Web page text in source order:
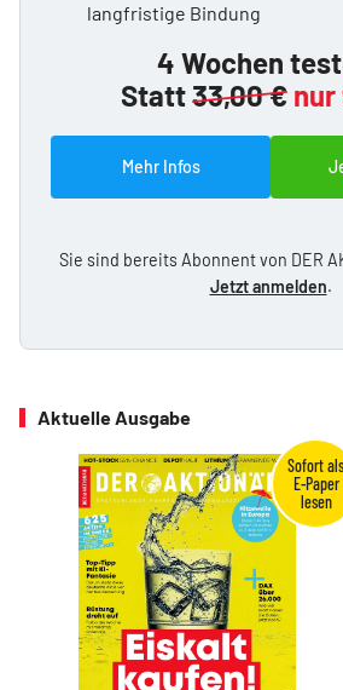
langfristige Bindung
4 Wochen
Statt33,00 € nur
Mehr Infos
Sie sind bereits Abonnent von DER
Jetzt anmelden.
Aktuelle Ausgabe